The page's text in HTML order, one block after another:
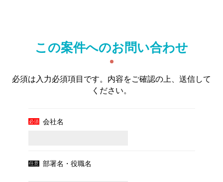
この案件へのお問い合わせ
必須は入力必須項目です。内容をご確認の上、送信して
ください。
会社名
部署名・役職名